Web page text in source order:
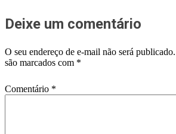
Deixe um comentário
O seu endereço de e-mail não será publicado.
são marcados com *
Comentário *